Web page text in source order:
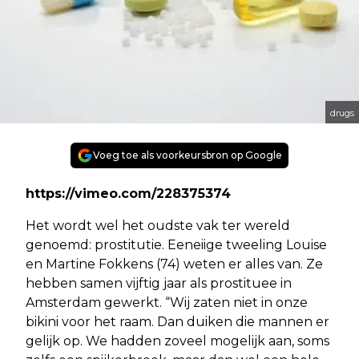
drugs
Voeg toe als voorkeursbron op Google
https://vimeo.com/228375374
Het wordt wel het oudste vak ter wereld
genoemd: prostitutie. Eeneiige tweeling Louise
en Martine Fokkens (74) weten er alles van. Ze
hebben samen vijftig jaar als prostituee in
Amsterdam gewerkt. “Wij zaten niet in onze
bikini voor het raam. Dan duiken die mannen er
gelijk op. We hadden zoveel mogelijk aan, soms